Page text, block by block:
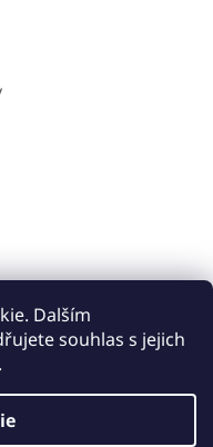
Dalším
souhlas s jejich
.